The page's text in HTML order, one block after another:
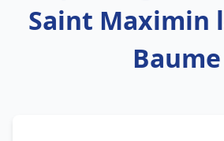
Saint Maximin
Baume